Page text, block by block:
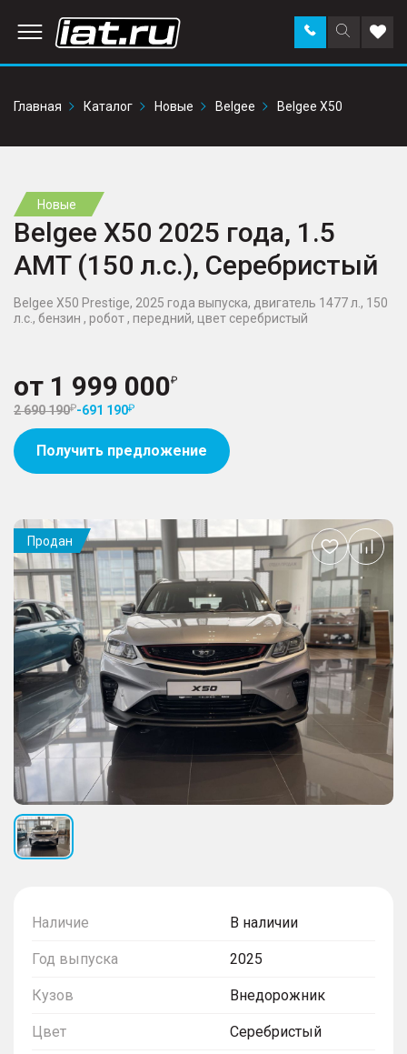
Поиск
по
Заказать
звонок в
Главная
Каталог Новые Belgee Belgee X50
Новые
Belgee X50 2025 года, 1.5
AMT (150 л.с.), Серебристый
Belgee X50 Prestige, 2025 года выпуска, двигатель 1477 л., 150
л.с., бензин , робот , передний, цвет серебристый
от 1 999 000
2 690 190 -691 190
Получить предложение
Наличие В наличии
Год выпуска 2025
Кузов Внедорожник
Цвет Серебристый
Продан
Добавить
в
избранное